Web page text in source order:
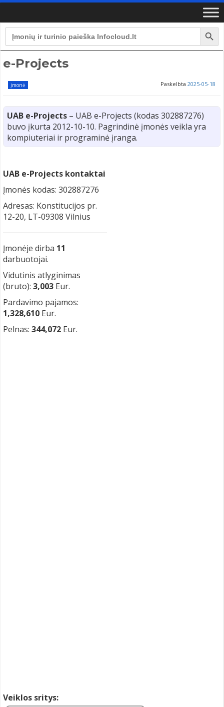
Search
for:
Search Button
e-Projects
Įmonė Paskelbta 2025-05-18
UAB e-Projects – UAB e-Projects (kodas 302887276)
buvo įkurta 2012-10-10. Pagrindinė įmonės veikla yra
kompiuteriai ir programinė įranga.
UAB e-Projects kontaktai
Įmonės kodas: 302887276
Adresas: Konstitucijos pr.
12-20, LT-09308 Vilnius
Įmonėje dirba 11
darbuotojai.
Vidutinis atlyginimas
(bruto): 3,003 Eur.
Pardavimo pajamos:
1,328,610 Eur.
Pelnas: 344,072 Eur.
Veiklos sritys: